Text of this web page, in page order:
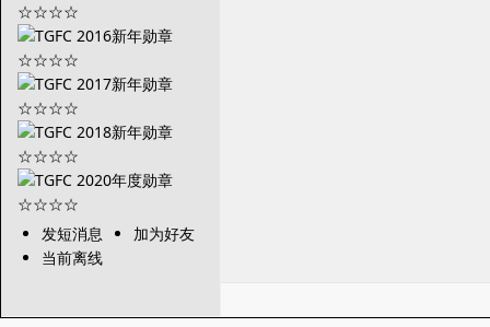
发短消息
加为好友
当前离线